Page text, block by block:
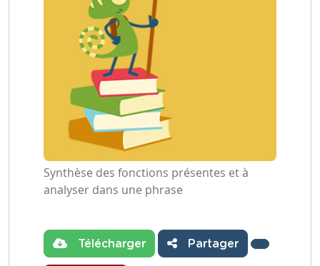
Synthèse des fonctions présentes et à
analyser dans une phrase
Télécharger Partager